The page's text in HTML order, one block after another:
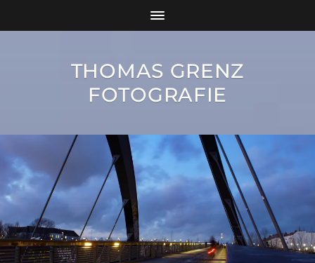
THOMAS GRENZ
FOTOGRAFIE